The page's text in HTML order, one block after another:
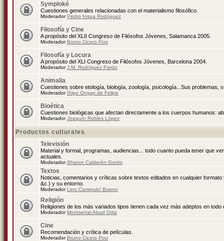
Symploké
Cuestiones generales relacionadas con el materialismo filosófico.
ModeradorPedro Insua Rodríguez
Filosofía y Cine
A propósito del XLII Congreso de Filósofos Jóvenes, Salamanca 2005.
ModeradorBruno Cicero Poo
Filosofía y Locura
A propósito del XLI Congreso de Filósofos Jóvenes, Barcelona 2004.
ModeradorJ.M. Rodríguez Pardo
Animalia
Cuestiones sobre etología, biología, zoología, psicología...Sus problemas,
Moderador Íñigo Ongay de Felipe
Bioética
Cuestiones biológicas que afectan directamente a los cuerpos humanos:
ModeradorJoaquín Robles López
Productos culturales
Televisión
Material y formal, programas, audiencias... todo cuanto pueda tener que
actuales.
ModeradorSharon Calderón Gordo
Textos
Noticias, comentarios y críticas sobre textos editados en cualquier
&c.) y su entorno.
ModeradorLino Camprubí Bueno
Religión
Religiones de los más variados tipos tienen cada vez más adeptos en todo
ModeradorMontserrat Abad Ortiz
Cine
Recomendación y crítica de películas.
ModeradorBruno Cicero Poo